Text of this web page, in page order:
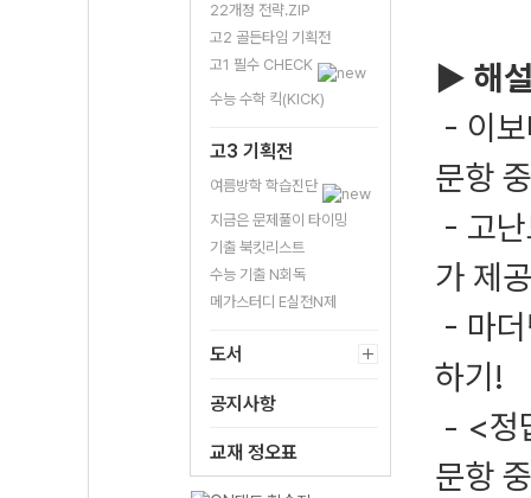
22개정 전략.ZIP
고2 골든타임 기획전
고1 필수 CHECK
수능 수학 킥(KICK)
고3 기획전
여름방학 학습진단
지금은 문제풀이 타이밍
기출 북킷리스트
수능 기출 N회독
메가스터디 E실전N제
도서
공지사항
교재 정오표
▶ 해
- 이
문항
- 고
가 제
- 마
하기!
- <정
문항